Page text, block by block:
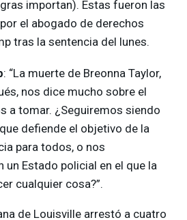
importan). Estas fueron las
el abogado de derechos
tras la sentencia del lunes.
: “La muerte de Breonna Taylor,
nos dice mucho sobre el
a tomar. ¿Seguiremos siendo
defiende el objetivo de la
para todos, o nos
un Estado policial en el que la
cualquier cosa?”.
de Louisville arrestó a cuatro